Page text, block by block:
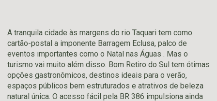
A tranquila cidade às margens do rio Taquari tem como
cartão-postal a imponente Barragem Eclusa, palco de
eventos importantes como o Natal nas Águas . Mas o
turismo vai muito além disso. Bom Retiro do Sul tem ótimas
opções gastronômicos, destinos ideais para o verão,
espaços públicos bem estruturados e atrativos de beleza
natural única. O acesso fácil pela BR 386 impulsiona ainda